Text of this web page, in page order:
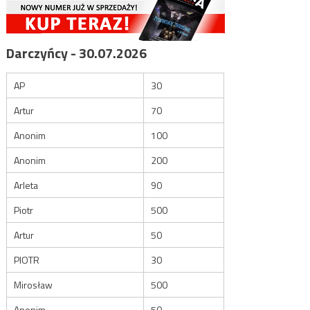
Darczyńcy - 30.07.2026
AP
30
Artur
70
Anonim
100
Anonim
200
Arleta
90
Piotr
500
Artur
50
PIOTR
30
Mirosław
500